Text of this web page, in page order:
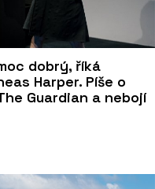
dobrý, říká
Harper. Píše o
Guardian a nebojí